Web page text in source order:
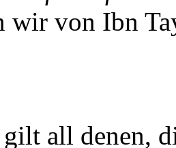
wir von Ibn
all denen,